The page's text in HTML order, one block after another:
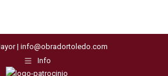
| info@obradortoledo.com
Info